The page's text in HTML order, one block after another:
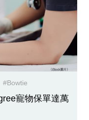
#Bowtie
寵物保單達萬